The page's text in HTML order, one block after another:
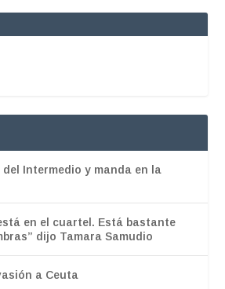
Intermedio y manda en la
en el cuartel. Está bastante
dijo Tamara Samudio
a Ceuta